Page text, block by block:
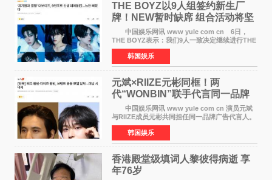
THE BOYZ以9人组签约新生厂
牌！NEW暂时缺席 组合活动将坚
定不移继续
中国娱乐网讯 www yule com cn 6日，
THE BOYZ表示：我们9人一致决定继续进行THE
BOYZ组合活动，并且已经完成了组合团体活动
签约。目前正在新生厂牌下进行活动准备。尚未
离开THE BOYZ原所
韩国娱乐
元斌×RIIZE元彬同框！两
代“WONBIN”联手代言同一品牌
颜值天花板合体
中国娱乐网讯 www yule com cn 演员元斌
与RIIZE成员元彬共同担任同一品牌广告代言人。
6日据独家报道，继演员元斌之后，RIIZE元彬最
近也被选为某在线中介平台A公司的共同广告代言
人，两人将作
韩国娱乐
香港殿堂级填词人黎彼得病逝 享
年76岁​